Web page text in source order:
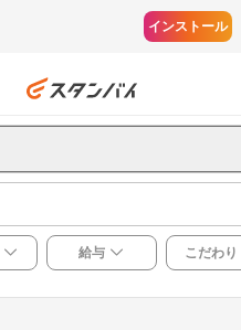
インストール
給与 こだわり